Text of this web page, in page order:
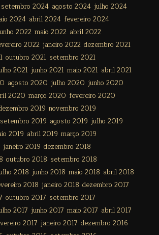
setembro 2024 agosto 2024 julho 2024
2024 abril 2024 fevereiro 2024
2022 maio 2022 abril 2022
2022 janeiro 2022 dezembro 2021
outubro 2021 setembro 2021
2021 junho 2021 maio 2021 abril 2021
agosto 2020 julho 2020 junho 2020
2020 março 2020 fevereiro 2020
2019 novembro 2019
setembro 2019 agosto 2019 julho 2019
2019 abril 2019 março 2019
janeiro 2019 dezembro 2018
outubro 2018 setembro 2018
2018 junho 2018 maio 2018 abril 2018
2018 janeiro 2018 dezembro 2017
outubro 2017 setembro 2017
2017 junho 2017 maio 2017 abril 2017
2017 janeiro 2017 dezembro 2016